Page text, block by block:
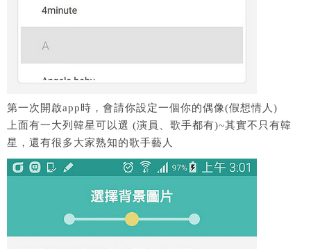
第一次開啟app時，會請你設定一個你的偶像(假想情人)
上面有一大列韓星可以選 (演員、歌手都有)~其實不只有韓
星，還有很多大家熟知的歌手藝人